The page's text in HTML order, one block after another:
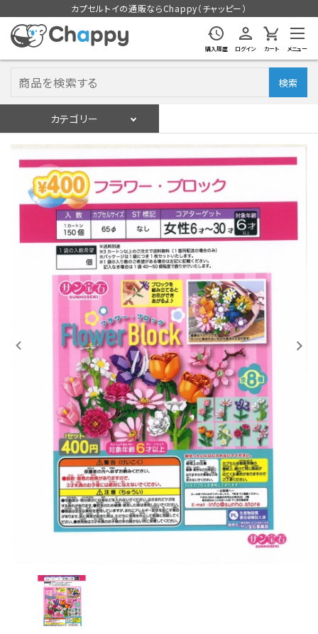
カプセルトイの通販ならChappy（チャッピー）
購入履歴 ログイン カート メニュー
検索
カテゴリー
ログイン 会員登録
入荷スケジュールをチェック
カプセルトイマシン本体
カプセルトイ
販促用空カプセル
レンタル
景品・玩具・文具
販促用カプセルトイ
よくあるご質問
ご利用ガイド
06-6282-7659